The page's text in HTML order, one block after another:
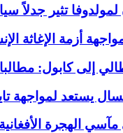
تثير جدلاً
إلى كابول:
يستعد لمواجهة
الهجرة الأفغانية بعد